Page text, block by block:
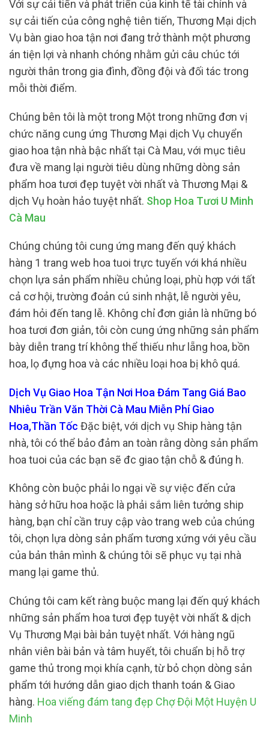
Với sự cải tiến và phát triển của kinh tế tài chính và
sự cải tiến của công nghệ tiên tiến, Thương Mại dịch
Vụ bàn giao hoa tận nơi đang trở thành một phương
án tiện lợi và nhanh chóng nhằm gửi câu chúc tới
người thân trong gia đình, đồng đội và đối tác trong
mỗi thời điểm.
Chúng bên tôi là một trong Một trong những đơn vị
chức năng cung ứng Thương Mại dịch Vụ chuyển
giao hoa tận nhà bậc nhất tại Cà Mau, với mục tiêu
đưa về mang lại người tiêu dùng những dòng sản
phẩm hoa tươi đẹp tuyệt vời nhất và Thương Mại &
dịch Vụ hoàn hảo tuyệt nhất. Shop Hoa Tươi U Minh
Cà Mau
Chúng chúng tôi cung ứng mang đến quý khách
hàng 1 trang web hoa tuoi trực tuyến với khá nhiều
chọn lựa sản phẩm nhiều chủng loại, phù hợp với tất
cả cơ hội, trường đoản cú sinh nhật, lễ người yêu,
đám hỏi đến tang lễ. Không chỉ đơn giản là những bó
hoa tươi đơn giản, tôi còn cung ứng những sản phẩm
bày diễn trang trí không thể thiếu như lẵng hoa, bồn
hoa, lọ đựng hoa và các nhiều loại hoa bị khô quá.
Dịch Vụ Giao Hoa Tận Nơi Hoa Đám Tang Giá Bao
Nhiêu Trần Văn Thời Cà Mau Miễn Phí Giao
Hoa,Thần Tốc Đặc biệt, với dịch vụ Ship hàng tận
nhà, tôi có thể bảo đảm an toàn rằng dòng sản phẩm
hoa tuoi của các bạn sẽ đc giao tận chỗ & đúng h.
Không còn buộc phải lo ngại về sự việc đến cửa
hàng sở hữu hoa hoặc là phải sắm liên tưởng ship
hàng, bạn chỉ cần truy cập vào trang web của chúng
tôi, chọn lựa dòng sản phẩm tương xứng với yêu cầu
của bản thân mình & chúng tôi sẽ phục vụ tại nhà
mang lại game thủ.
Chúng tôi cam kết ràng buộc mang lại đến quý khách
những sản phẩm hoa tươi đẹp tuyệt vời nhất & dịch
Vụ Thương Mại bài bản tuyệt nhất. Với hàng ngũ
nhân viên bài bản và tâm huyết, tôi chuẩn bị hỗ trợ
game thủ trong mọi khía cạnh, từ bỏ chọn dòng sản
phẩm tới hướng dẫn giao dịch thanh toán & Giao
hàng. Hoa viếng đám tang đẹp Chợ Đội Một Huyện U
Minh